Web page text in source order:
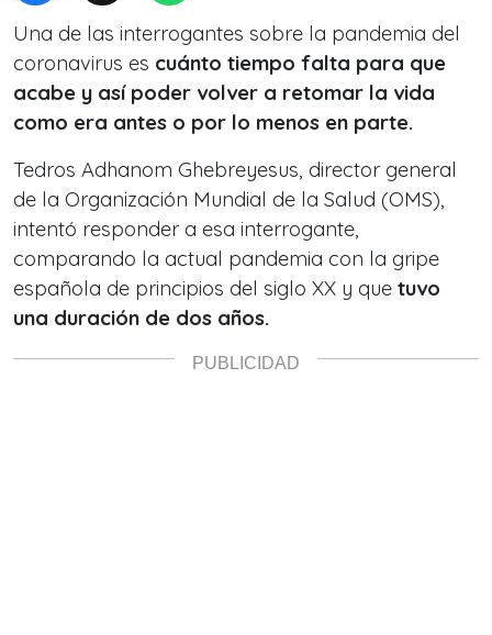
Una de las interrogantes sobre la pandemia del
coronavirus es cuánto tiempo falta para que
acabe y así poder volver a retomar la vida
como era antes o por lo menos en parte.
Tedros Adhanom Ghebreyesus, director general
de la Organización Mundial de la Salud (OMS),
intentó responder a esa interrogante,
comparando la actual pandemia con la gripe
española de principios del siglo XX y que tuvo
una duración de dos años.